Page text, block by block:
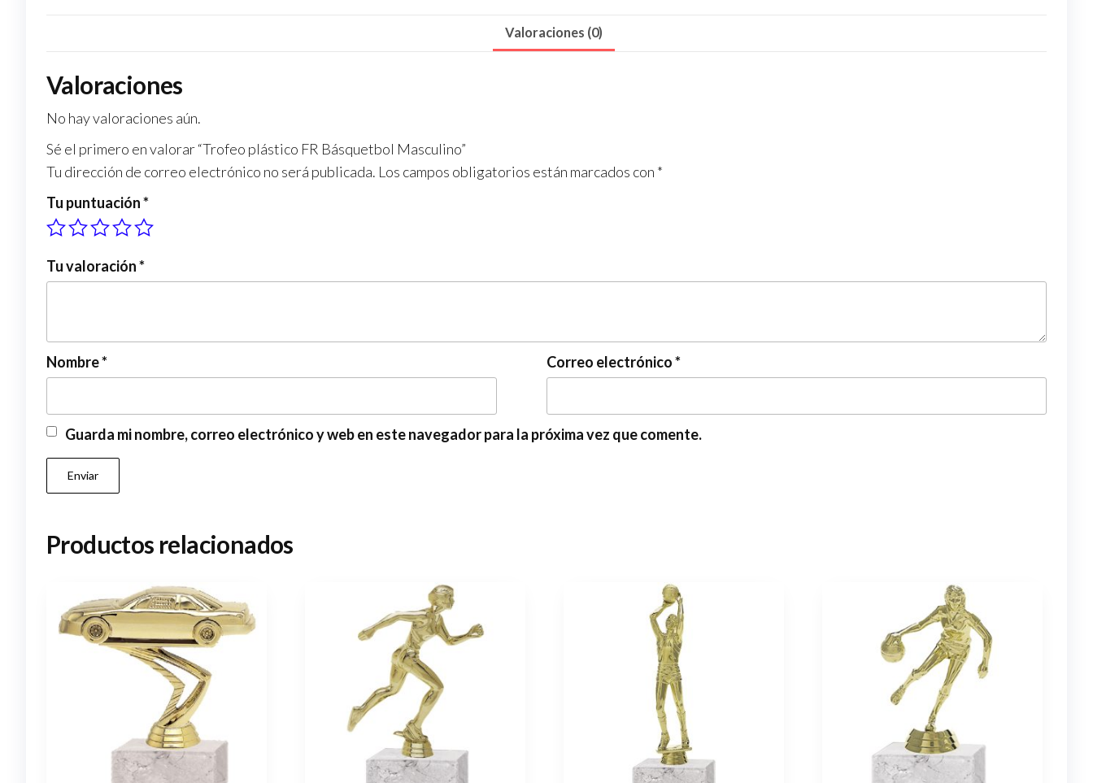
Valoraciones (0)
Valoraciones
No hay valoraciones aún.
Sé el primero en valorar “Trofeo plástico FR Básquetbol Masculino”
Tu dirección de correo electrónico no será publicada. Los campos obligatorios están marcados con *
Tu puntuación*
Tu valoración*
Nombre* Correo electrónico*
Guarda mi nombre, correo electrónico y web en este navegador para la próxima vez que comente.
Productos relacionados